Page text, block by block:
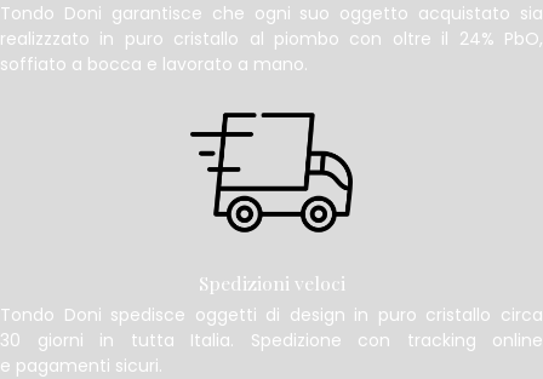
Tondo Doni garantisce che ogni suo oggetto acquistato sia
realizzzato in puro cristallo al piombo con oltre il 24% PbO,
soffiato a bocca e lavorato a mano.
Spedizioni veloci
Tondo Doni spedisce oggetti di design in puro cristallo circa
30 giorni in tutta Italia. Spedizione con tracking online
e pagamenti sicuri.